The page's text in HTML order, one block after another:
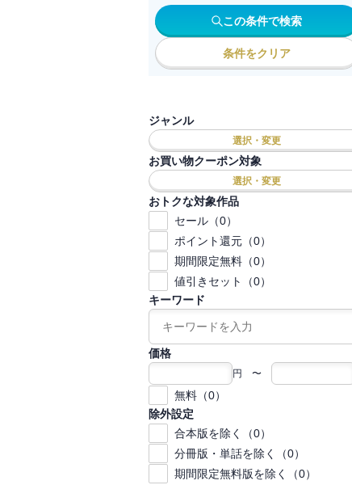
この条件で検索
条件をクリア
ジャンル
選択・変更
お買い物クーポン対象
選択・変更
おトクな対象作品
セール（0）
ポイント還元（0）
期間限定無料（0）
値引きセット（0）
キーワード
価格
円 〜
無料（0）
除外設定
合本版を除く（0）
分冊版・単話を除く（0）
期間限定無料版を除く（0）